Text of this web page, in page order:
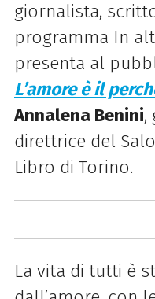
giornalista,
programma In
presenta al
L’amore è il
Annalena Benini,
direttrice del
Libro di Torino.
La vita di tutti è